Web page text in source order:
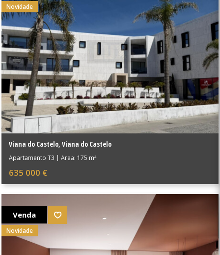
Novidade
Viana do Castelo, Viana do Castelo
Apartamento T3 | Área: 175 m2
635 000 €
Venda
Novidade